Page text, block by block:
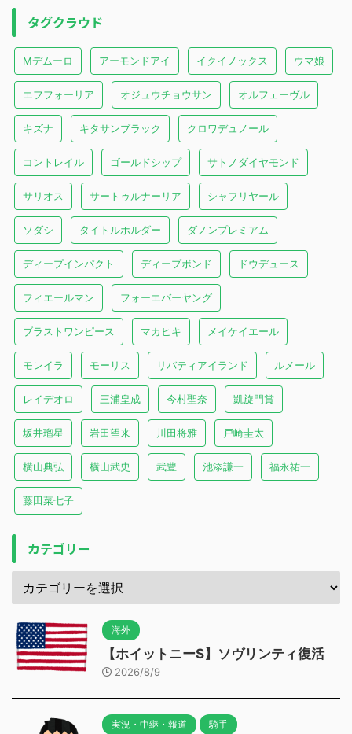
タグクラウド
Mデムーロ アーモンドアイ イクイノックス ウマ娘
エフフォーリア オジュウチョウサン オルフェーヴル
キズナ キタサンブラック クロワデュノール
コントレイル ゴールドシップ サトノダイヤモンド
サリオス サートゥルナーリア シャフリヤール
ソダシ タイトルホルダー ダノンプレミアム
ディープインパクト ディープボンド ドウデュース
フィエールマン フォーエバーヤング
ブラストワンピース マカヒキ メイケイエール
モレイラ モーリス リバティアイランド ルメール
レイデオロ 三浦皇成 今村聖奈 凱旋門賞
坂井瑠星 岩田望来 川田将雅 戸崎圭太
横山典弘 横山武史 武豊 池添謙一 福永祐一
藤田菜七子
カテゴリー
海外
【ホイットニーS】ソヴリンティ復活
2026/8/9
実況・中継・報道 騎手